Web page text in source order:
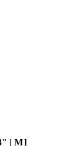
| M1